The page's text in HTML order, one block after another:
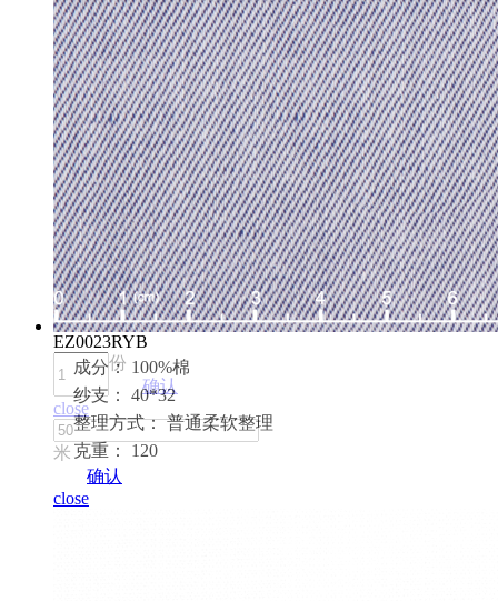
成分： 100%棉
纱支： 40*32
整理方式： 普通柔软整理
克重： 120
EZ0023RYB
份
确认
close
米
确认
close